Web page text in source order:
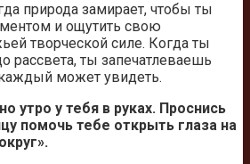
природа замирает, чтобы ты
и ощутить свою
творческой силе. Когда ты
рассвета, ты запечатлеваешь
может увидеть.
утро у тебя в руках. Проснись
помочь тебе открыть глаза на